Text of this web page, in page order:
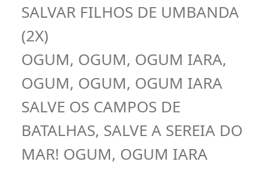
SALVAR FILHOS DE UMBANDA
(2X)
OGUM, OGUM, OGUM IARA,
OGUM, OGUM, OGUM IARA
SALVE OS CAMPOS DE
BATALHAS, SALVE A SEREIA DO
MAR! OGUM, OGUM IARA